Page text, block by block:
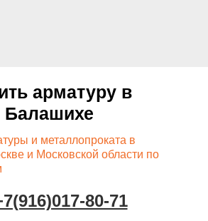
арматуру в
Балашихе
и металлопроката в
и Московской области по
80-71